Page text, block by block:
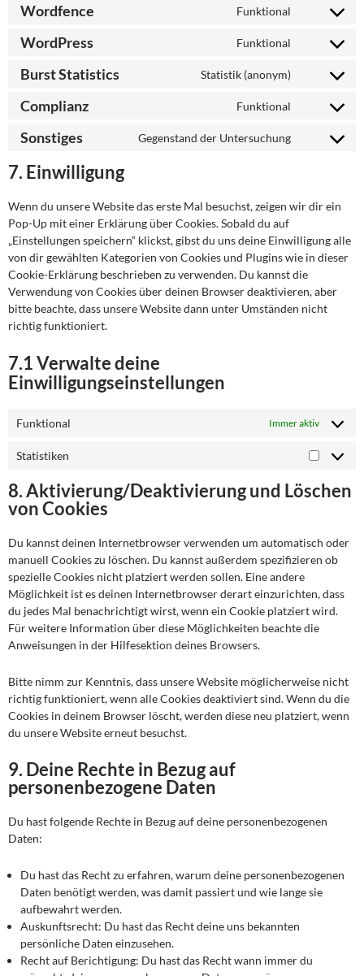
Wordfence Funktional
Consent
service
wordfence
WordPress Funktional
Consent
service
wordpress
Burst Statistics Statistik (anonym)
Consent
service
burst-
Complianz Funktional
Consent
service
Sonstiges Gegenstand der Untersuchung
Consent
7. Einwilligung
Wenn du unsere Website das erste Mal besuchst, zeigen wir dir ein
Pop-Up mit einer Erklärung über Cookies. Sobald du auf
„Einstellungen speichern“ klickst, gibst du uns deine Einwilligung alle
von dir gewählten Kategorien von Cookies und Plugins wie in dieser
Cookie-Erklärung beschrieben zu verwenden. Du kannst die
Verwendung von Cookies über deinen Browser deaktivieren, aber
bitte beachte, dass unsere Website dann unter Umständen nicht
richtig funktioniert.
7.1 Verwalte deine
Einwilligungseinstellungen
Funktional Immer aktiv
Statistiken
8. Aktivierung/Deaktivierung und Löschen
von Cookies
Du kannst deinen Internetbrowser verwenden um automatisch oder
manuell Cookies zu löschen. Du kannst außerdem spezifizieren ob
spezielle Cookies nicht platziert werden sollen. Eine andere
Möglichkeit ist es deinen Internetbrowser derart einzurichten, dass
du jedes Mal benachrichtigt wirst, wenn ein Cookie platziert wird.
Für weitere Information über diese Möglichkeiten beachte die
Anweisungen in der Hilfesektion deines Browsers.
Bitte nimm zur Kenntnis, dass unsere Website möglicherweise nicht
richtig funktioniert, wenn alle Cookies deaktiviert sind. Wenn du die
Cookies in deinem Browser löscht, werden diese neu platziert, wenn
du unsere Website erneut besuchst.
9. Deine Rechte in Bezug auf
personenbezogene Daten
Du hast folgende Rechte in Bezug auf deine personenbezogenen
Daten:
Du hast das Recht zu erfahren, warum deine personenbezogenen
Daten benötigt werden, was damit passiert und wie lange sie
aufbewahrt werden.
Auskunftsrecht: Du hast das Recht deine uns bekannten
persönliche Daten einzusehen.
Recht auf Berichtigung: Du hast das Recht wann immer du